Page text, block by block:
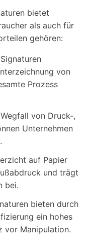
bietet
als auch für
gehören:
von
Prozess
von Druck-,
Unternehmen
auf Papier
und trägt
bei.
bieten durch
ein hohes
vor Manipulation.